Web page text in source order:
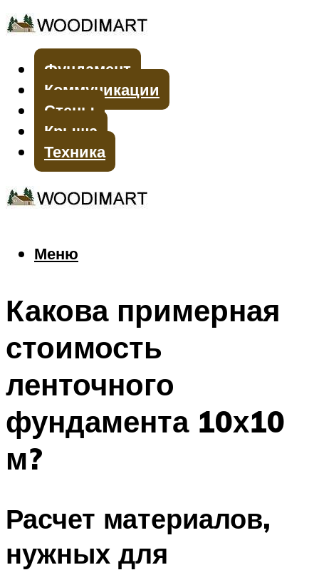
Фундамент
Коммуникации
Стены
Крыша
Техника
Меню
Меню
Какова примерная
стоимость
ленточного
фундамента 10х10
м?
Расчет материалов,
нужных для